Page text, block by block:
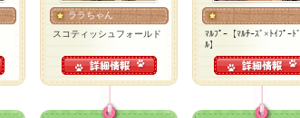
ララちゃん
スコティッシュフォールド
ﾏﾙﾌﾟｰ【ﾏﾙﾁｰｽﾞ×ﾄｲﾌﾟｰﾄﾞ
ﾙ】